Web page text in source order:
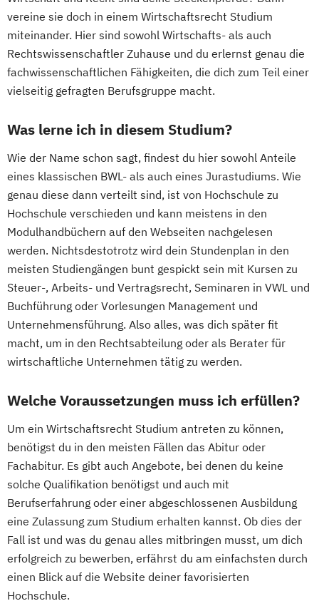
vereine sie doch in einem Wirtschaftsrecht Studium
miteinander. Hier sind sowohl Wirtschafts- als auch
Rechtswissenschaftler Zuhause und du erlernst genau die
fachwissenschaftlichen Fähigkeiten, die dich zum Teil einer
vielseitig gefragten Berufsgruppe macht.
Was lerne ich in diesem Studium?
Wie der Name schon sagt, findest du hier sowohl Anteile
eines klassischen BWL- als auch eines Jurastudiums. Wie
genau diese dann verteilt sind, ist von Hochschule zu
Hochschule verschieden und kann meistens in den
Modulhandbüchern auf den Webseiten nachgelesen
werden. Nichtsdestotrotz wird dein Stundenplan in den
meisten Studiengängen bunt gespickt sein mit Kursen zu
Steuer-, Arbeits- und Vertragsrecht, Seminaren in VWL und
Buchführung oder Vorlesungen Management und
Unternehmensführung. Also alles, was dich später fit
macht, um in den Rechtsabteilung oder als Berater für
wirtschaftliche Unternehmen tätig zu werden.
Welche Voraussetzungen muss ich erfüllen?
Um ein Wirtschaftsrecht Studium antreten zu können,
benötigst du in den meisten Fällen das Abitur oder
Fachabitur. Es gibt auch Angebote, bei denen du keine
solche Qualifikation benötigst und auch mit
Berufserfahrung oder einer abgeschlossenen Ausbildung
eine Zulassung zum Studium erhalten kannst. Ob dies der
Fall ist und was du genau alles mitbringen musst, um dich
erfolgreich zu bewerben, erfährst du am einfachsten durch
einen Blick auf die Website deiner favorisierten
Hochschule.